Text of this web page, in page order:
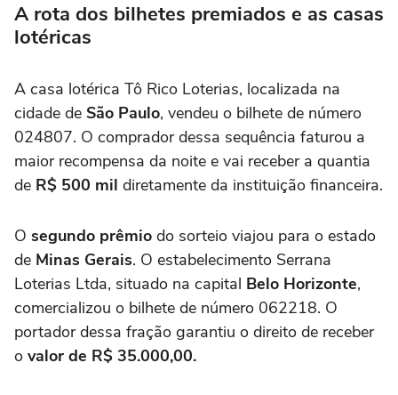
A rota dos bilhetes premiados e as casas
lotéricas
A casa lotérica Tô Rico Loterias, localizada na
cidade de São Paulo, vendeu o bilhete de número
024807. O comprador dessa sequência faturou a
maior recompensa da noite e vai receber a quantia
de R$ 500 mil diretamente da instituição financeira.
O segundo prêmio do sorteio viajou para o estado
de Minas Gerais. O estabelecimento Serrana
Loterias Ltda, situado na capital Belo Horizonte,
comercializou o bilhete de número 062218. O
portador dessa fração garantiu o direito de receber
o valor de R$ 35.000,00.